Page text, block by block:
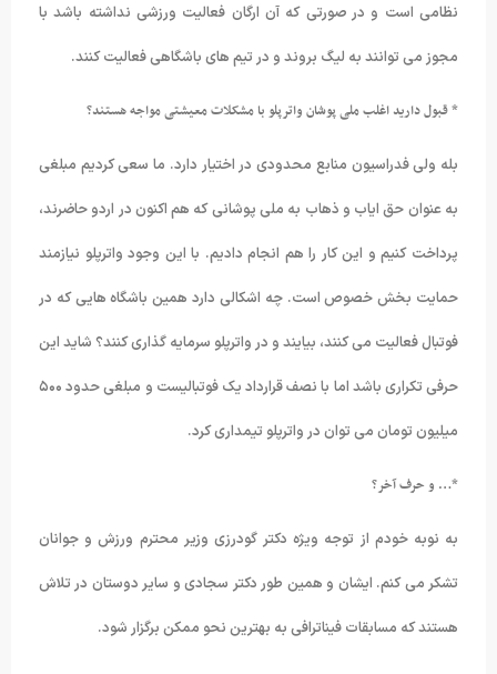
نظامی است و در صورتی که آن ارگان فعالیت ورزشی نداشته باشد با
مجوز می توانند به لیگ بروند و در تیم های باشگاهی فعالیت کنند.
* قبول دارید اغلب ملی پوشان واترپلو با مشکلات معیشتی مواجه هستند؟
بله ولی فدراسیون منابع محدودی در اختیار دارد. ما سعی کردیم مبلغی
به عنوان حق ایاب و ذهاب به ملی پوشانی که هم اکنون در اردو حاضرند،
پرداخت کنیم و این کار را هم انجام دادیم. با این وجود واترپلو نیازمند
حمایت بخش خصوص است. چه اشکالی دارد همین باشگاه هایی که در
فوتبال فعالیت می کنند، بیایند و در واترپلو سرمایه گذاری کنند؟ شاید این
حرفی تکراری باشد اما با نصف قرارداد یک فوتبالیست و مبلغی حدود ۵۰۰
میلیون تومان می توان در واترپلو تیمداری کرد.
*… و حرف آخر؟
به نوبه خودم از توجه ویژه دکتر گودرزی وزیر محترم ورزش و جوانان
تشکر می کنم. ایشان و همین طور دکتر سجادی و سایر دوستان در تلاش
هستند که مسابقات فیناترافی به بهترین نحو ممکن برگزار شود.